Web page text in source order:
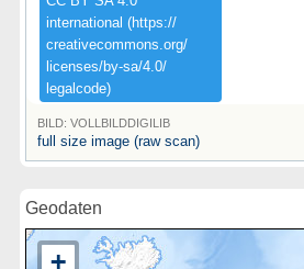
international ​(​https:​/​/​
creativecommons.​org/​
licenses/​by-​sa/​4.​0/​
legalcode)​
BILD: VOLLBILDDIGILIB
full size image (raw scan)
Geodaten